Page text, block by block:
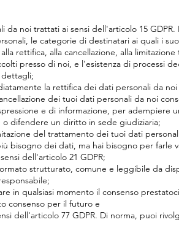
da noi trattati ai sensi dell'articolo 15
le categorie di destinatari ai quali i
rettifica, alla cancellazione, alla
presso di noi, e l'esistenza di processi
dettagli;
la rettifica dei dati personali da
dei tuoi dati personali da noi
e di informazione, per adempiere
difendere un diritto in sede giudiziaria;
del trattamento dei tuoi dati
bisogno dei dati, ma hai bisogno per
dell'articolo 21 GDPR;
strutturato, comune e leggibile da
in qualsiasi momento il consenso
consenso per il futuro e
dell'articolo 77 GDPR. Di norma, puoi